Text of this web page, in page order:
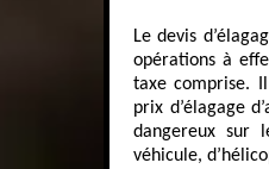
Le devis
opérations à
taxe comprise.
prix d’élagage
dangereux sur
véhicule,